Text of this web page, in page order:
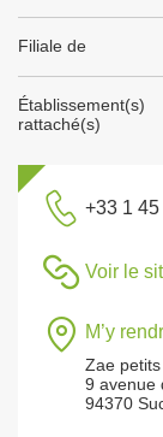
Filiale de
Établissement(s)
rattaché(s)
+33 1 45
Voir le
M’y
Zae
9 avenue
94370